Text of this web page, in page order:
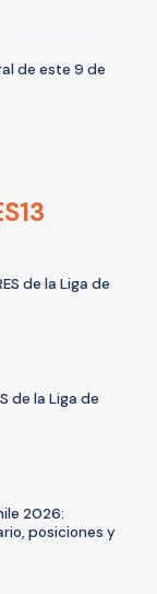
de este 9 de
de la Liga de
de la Liga de
2026:
posiciones y